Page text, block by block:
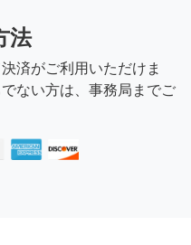
法
済がご利用いただけま
ない方は、事務局までご